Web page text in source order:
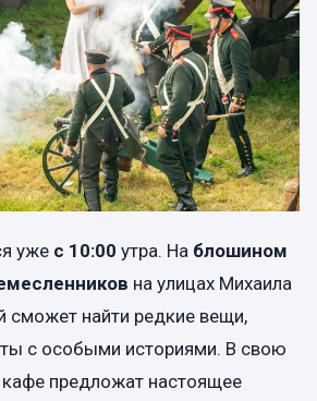
уже с 10:00 утра. На блошином
на улицах Михаила
сможет найти редкие вещи,
с особыми историями. В свою
предложат настоящее